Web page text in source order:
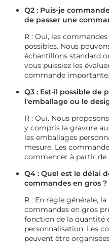
Q2 : Puis-je
de passer une
R : Oui, les
possibles. Nous
échantillons standard
vous puissiez les
commande importante.
Q3 : Est-il possible de
l'emballage ou le
R : Oui. Nous
y compris la gravure
les emballages
mesure. Les
commencer à partir de
Q4 : Quel est le délai
commandes en gros ?
R : En règle générale,
commandes en gros
fonction de la quantité
personnalisation. Les
peuvent être